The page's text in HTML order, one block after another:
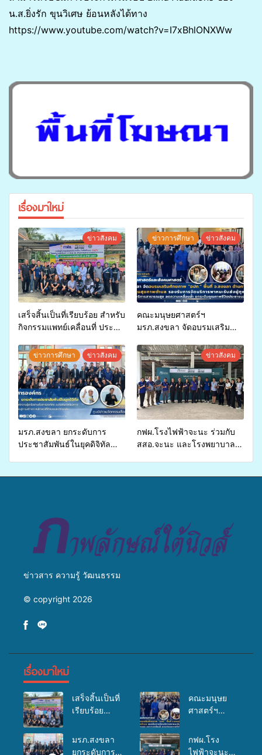
น.ส.ยิ่งรัก ขุนวิเศษ ย้อนหลังได้ทาง
https://www.youtube.com/watch?v=I7xBhlONXWw
เรื่องมาใหม่
ข่าวสังคม
เสร็จสิ้นเป็นที่เรียบร้อย สำหรับ
กิจกรรมแพทย์เคลื่อนที่ ประจำ
สุขภาพแก่ประชาชนในพื้นที่
อำเภอจะนะ
ข่าวการศึกษา ข่าวสังคม
คณะมนุษยศาสตร์ฯ
มรภ.สงขลา จัดอบรมเสริม
จ่ายงบกองทุนสุขภาพตำบล
รองรับการจัดบริการพาหนะรับ
ส่งผู้ทุพพลภาพเพื่อเข้ารับ
บริการสาธารณสุข ลดความ
เหลื่อมล้ำ ยกระดับคุณภาพ
ชีวิตประชาชนอย่างยั่งยืน
ข่าวการศึกษา ข่าวสังคม
มรภ.สงขลา ยกระดับการ
ประชาสัมพันธ์ในยุคดิจิทัล
ข่าวสังคม
กฟผ.โรงไฟฟ้าจะนะ ร่วมกับ
สสอ.จะนะ และโรงพยาบาล
ข่าวสาร ความรู้ วัฒนธรรม
© copyright 2026
เรื่องมาใหม่
เสร็จสิ้นเป็นที่
เรียบร้อย
เคลื่อนที่
คณะมนุษย
ศาสตร์ฯ
จัดอบรมเสริม
ศักยภาพ
มรภ.สงขลา
ยกระดับการ
กฟผ.โรง
ไฟฟ้าจะนะ